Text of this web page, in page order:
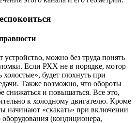
устройство, можно без труда понять
Если РХХ не в порядке, мотор
холостые», будет глохнуть при
Также возможно, что обороты
снижаться и повышаться. Все это,
к холодному двигателю. Кроме
начинают «скакать» при включении
(кондиционера,